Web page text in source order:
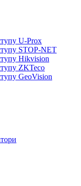
U-Prox
STOP-NET
Hikvision
ZKTeco
GeoVision